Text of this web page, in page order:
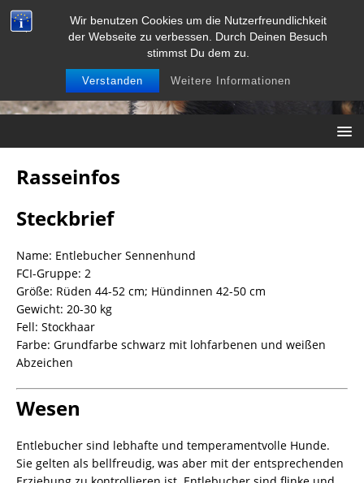
Wir benutzen Cookies um die Nutzerfreundlichkeit
der Webseite zu verbessen. Durch Deinen Besuch
stimmst Du dem zu.
Verstanden Weitere Informationen
Rasseinfos
Steckbrief
Name: Entlebucher Sennenhund
FCI-Gruppe: 2
Größe: Rüden 44-52 cm; Hündinnen 42-50 cm
Gewicht: 20-30 kg
Fell: Stockhaar
Farbe: Grundfarbe schwarz mit lohfarbenen und weißen
Abzeichen
Wesen
Entlebucher sind lebhafte und temperamentvolle Hunde.
Sie gelten als bellfreudig, was aber mit der entsprechenden